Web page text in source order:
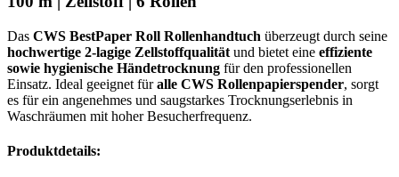
Das CWS BestPaper Roll Rollenhandtuch überzeugt durch seine
hochwertige 2-lagige Zellstoffqualität und bietet eine effiziente
sowie hygienische Händetrocknung für den professionellen
Einsatz. Ideal geeignet füralle CWS Rollenpapierspender, sorgt
es für ein angenehmes und saugstarkes Trocknungserlebnis in
Waschräumen mit hoher Besucherfrequenz.
Produktdetails: